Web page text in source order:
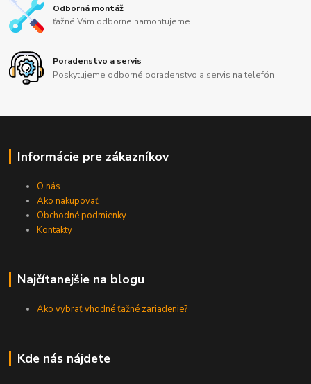
Odborná montáž
ťažné Vám odborne namontujeme
Poradenstvo a servis
Poskytujeme odborné poradenstvo a servis na telefón
Informácie pre zákazníkov
O nás
Ako nakupovať
Obchodné podmienky
Kontakty
Najčítanejšie na blogu
Ako vybrať vhodné ťažné zariadenie?
Kde nás nájdete